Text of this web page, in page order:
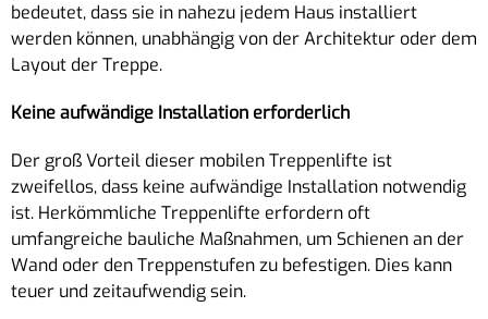
bedeutet, dass sie in nahezu jedem Haus installiert
werden können, unabhängig von der Architektur oder dem
Layout der Treppe.
Keine aufwändige Installation erforderlich
Der groß Vorteil dieser mobilen Treppenlifte ist
zweifellos, dass keine aufwändige Installation notwendig
ist. Herkömmliche Treppenlifte erfordern oft
umfangreiche bauliche Maßnahmen, um Schienen an der
Wand oder den Treppenstufen zu befestigen. Dies kann
teuer und zeitaufwendig sein.